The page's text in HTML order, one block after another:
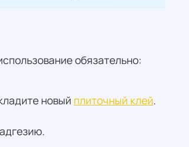
обязательно:
новый плиточный клей.